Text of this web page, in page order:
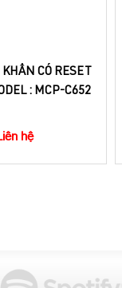
CÓ RESET
: MCP-C652
hệ